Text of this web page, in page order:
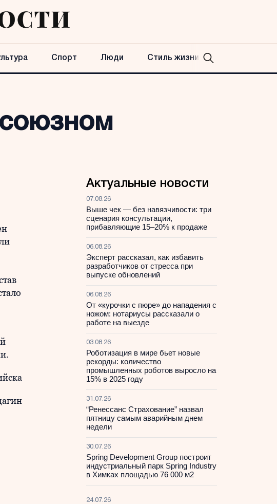
Спорт Люди Стиль жизни
Актуальные новости
07.08.26
Выше чек — без навязчивости: три
сценария консультации,
прибавляющие 15–20% к продаже
06.08.26
Эксперт рассказал, как избавить
разработчиков от стресса при
выпуске обновлений
06.08.26
От «курочки с пюре» до нападения с
ножом: нотариусы рассказали о
работе на выезде
03.08.26
Роботизация в мире бьет новые
рекорды: количество
промышленных роботов выросло на
15% в 2025 году
31.07.26
“Ренессанс Страхование” назвал
пятницу самым аварийным днем
недели
30.07.26
Spring Development Group построит
индустриальный парк Spring Industry
в Химках площадью 76 000 м2
24.07.26